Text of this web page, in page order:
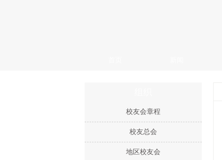
校友会章程
校友总会
地区校友会